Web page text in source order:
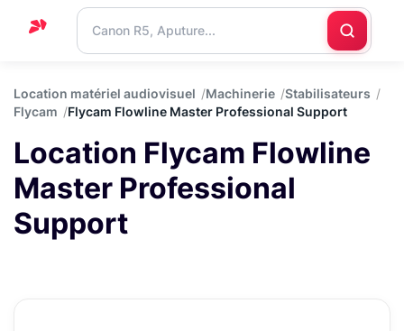
Support
Blog
Nous
contacter
Location matériel audiovisuel Machinerie
Stabilisateurs
Flycam
Flycam Flowline Master Professional Support
Location Flycam Flowline
Master Professional
Support